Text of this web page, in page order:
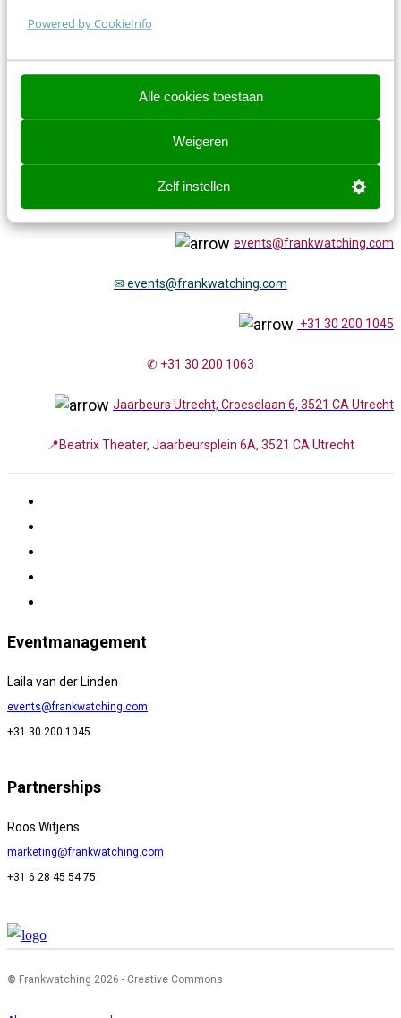
Powered by CookieInfo
Alle cookies toestaan
Weigeren
Zelf instellen
Contact opnemen? We helpen je graag!
events@frankwatching.com
✉ events@frankwatching.com
+31 30 200 1045
✆ +31 30 200 1063
Jaarbeurs Utrecht, Croeselaan 6, 3521 CA Utrecht
📍Beatrix Theater, Jaarbeursplein 6A, 3521 CA Utrecht
Eventmanagement
Laila van der Linden
events@frankwatching.com
+31 30 200 1045
Partnerships
Roos Witjens
marketing@frankwatching.com
+31 6 28 45 54 75
© Frankwatching 2026 - Creative Commons